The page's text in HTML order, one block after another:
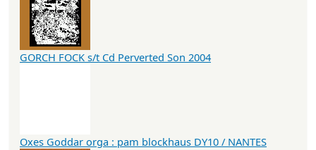
GORCH FOCK s/t Cd Perverted Son 2004
Oxes Goddar orga : pam blockhaus DY10 / NANTES